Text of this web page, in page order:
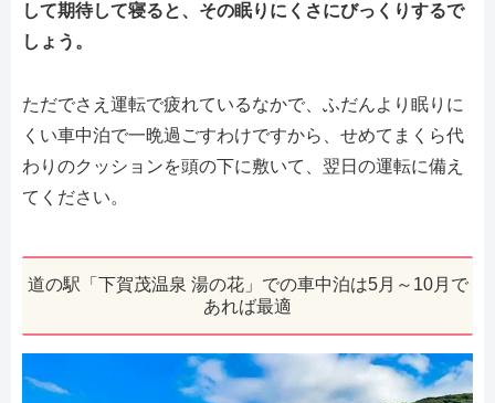
して期待して寝ると、その眠りにくさにびっくりするで
しょう。
ただでさえ運転で疲れているなかで、ふだんより眠りに
くい車中泊で一晩過ごすわけですから、せめてまくら代
わりのクッションを頭の下に敷いて、翌日の運転に備え
てください。
道の駅「下賀茂温泉 湯の花」での車中泊は5月～10月で
あれば最適